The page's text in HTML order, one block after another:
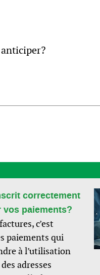
correctement
paiements?
c’est
paiements qui
à l’utilisation
adresses